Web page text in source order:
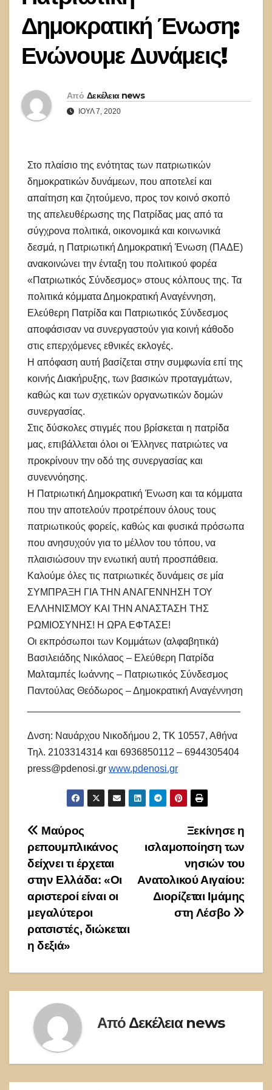
Δημοκρατική Ένωση:
Ενώνουμε Δυνάμεις!
Από Δεκέλεια news
ΙΟΎΛ 7, 2020
Στο πλαίσιο της ενότητας των πατριωτικών
δημοκρατικών δυνάμεων, που αποτελεί και
απαίτηση και ζητούμενο, προς τον κοινό σκοπό
της απελευθέρωσης της Πατρίδας μας από τα
σύγχρονα πολιτικά, οικονομικά και κοινωνικά
δεσμά, η Πατριωτική Δημοκρατική Ένωση (ΠΑΔΕ)
ανακοινώνει την ένταξη του πολιτικού φορέα
«Πατριωτικός Σύνδεσμος» στους κόλπους της. Τα
πολιτικά κόμματα Δημοκρατική Αναγέννηση,
Ελεύθερη Πατρίδα και Πατριωτικός Σύνδεσμος
αποφάσισαν να συνεργαστούν για κοινή κάθοδο
στις επερχόμενες εθνικές εκλογές.
Η απόφαση αυτή βασίζεται στην συμφωνία επί της
κοινής Διακήρυξης, των βασικών προταγμάτων,
καθώς και των σχετικών οργανωτικών δομών
συνεργασίας.
Στις δύσκολες στιγμές που βρίσκεται η πατρίδα
μας, επιβάλλεται όλοι οι Έλληνες πατριώτες να
προκρίνουν την οδό της συνεργασίας και
συνεννόησης.
Η Πατριωτική Δημοκρατική Ένωση και τα κόμματα
που την αποτελούν προτρέπουν όλους τους
πατριωτικούς φορείς, καθώς και φυσικά πρόσωπα
που ανησυχούν για το μέλλον του τόπου, να
πλαισιώσουν την ενωτική αυτή προσπάθεια.
Καλούμε όλες τις πατριωτικές δυνάμεις σε μία
ΣΥΜΠΡΑΞΗ ΓΙΑ ΤΗΝ ΑΝΑΓΕΝΝΗΣΗ ΤΟΥ
ΕΛΛΗΝΙΣΜΟΥ ΚΑΙ ΤΗΝ ΑΝΑΣΤΑΣΗ ΤΗΣ
ΡΩΜΙΟΣΥΝΗΣ! Η ΩΡΑ ΕΦΤΑΣΕ!
Οι εκπρόσωποι των Κομμάτων (αλφαβητικά)
Βασιλειάδης Νικόλαος – Ελεύθερη Πατρίδα
Μαλταμπές Ιωάννης – Πατριωτικός Σύνδεσμος
Παντούλας Θεόδωρος – Δημοκρατική Αναγέννηση
Δνση: Ναυάρχου Νικοδήμου 2, ΤΚ 10557, Αθήνα
Τηλ. 2103314314 και 6936850112 – 6944305404
press@pdenosi.gr www.pdenosi.gr
Πλοήγηση
άρθρων
Ξεκίνησε η
ισλαμοποίηση των
νησιών του
Ανατολικού Αιγαίου:
Διορίζεται Ιμάμης
στη Λέσβο
Μαύρος
ρεπουμπλικάνος
δείχνει τι έρχεται
στην Ελλάδα: «Οι
αριστεροί είναι οι
μεγαλύτεροι
ρατσιστές, διώκεται
η δεξιά»
Από Δεκέλεια news